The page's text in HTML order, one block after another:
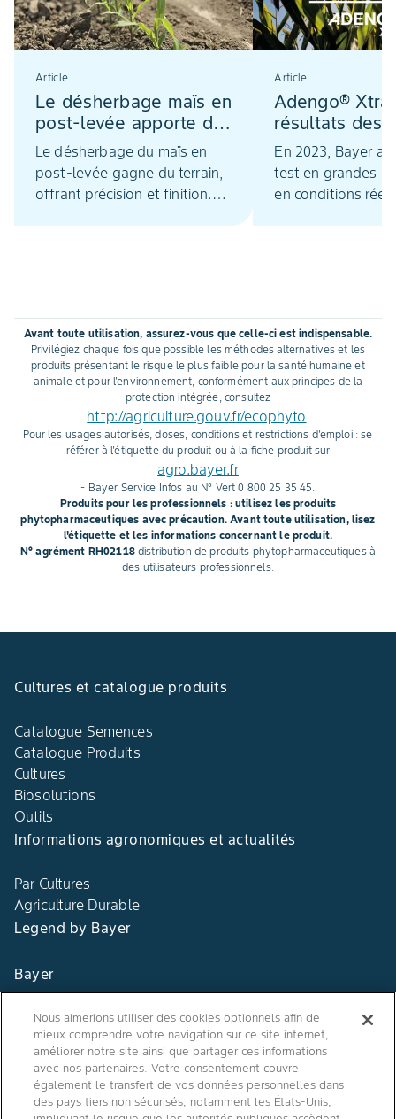
Article
Le désherbage maïs en
post-levée apporte de
la précision et de la
sécurité
Le désherbage du maïs en
post-levée gagne du terrain,
offrant précision et finition.
herbicides de pré-levée.
Focus sur ses atouts
agronomiques.
Article
Adengo®
résultats des
grandes
En 2023, Bayer a
test en grandes
en conditions
Avant toute utilisation, assurez-vous que celle-ci est indispensable.
Privilégiez chaque fois que possible les méthodes alternatives et les
produits présentant le risque le plus faible pour la santé humaine et
animale et pour l'environnement, conformément aux principes de la
protection intégrée, consultez
http://agriculture.gouv.fr/ecophyto .
Pour les usages autorisés, doses, conditions et restrictions d'emploi : se
référer à l'étiquette du produit ou à la fiche produit sur
agro.bayer.fr
- Bayer Service Infos au N° Vert 0 800 25 35 45.
Produits pour les professionnels : utilisez les produits
phytopharmaceutiques avec précaution. Avant toute utilisation, lisez
l'étiquette et les informations concernant le produit.
N° agrément RH02118distribution de produits phytopharmaceutiques à
des utilisateurs professionnels.
Cultures et catalogue produits
Catalogue Semences
Catalogue Produits
Cultures
Biosolutions
Outils
Informations agronomiques et actualités
Par Cultures
Agriculture Durable
Legend by Bayer
Bayer
Contact
Qui sommes nous ?
Nous aimerions utiliser des cookies optionnels afin de
mieux comprendre votre navigation sur ce site internet,
améliorer notre site ainsi que partager ces informations
avec nos partenaires. Votre consentement couvre
également le transfert de vos données personnelles dans
des pays tiers non sécurisés, notamment les États-Unis,